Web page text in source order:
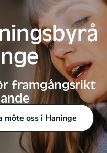
framgångsrikt
möte oss i Haninge